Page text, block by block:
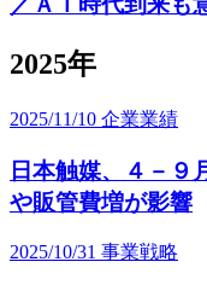
2025年
2025/11/10 企業業績
日本触媒、４－９
や販管費増が影響
2025/10/31 事業戦略